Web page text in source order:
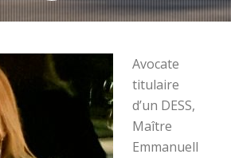
Avocate
titulaire
d’un DESS,
Maître
Emmanuell